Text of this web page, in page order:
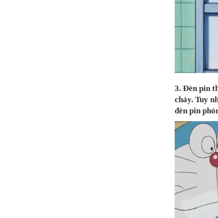
3. Đèn pin
cháy. Tuy
đèn pin